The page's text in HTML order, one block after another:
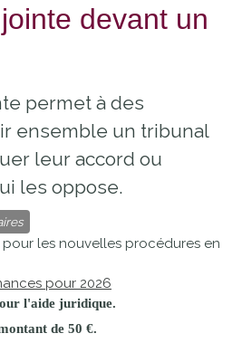
devant un
permet à des
ensemble un tribunal
leur accord ou
les oppose.
pour les nouvelles procédures en
pour 2026
l'aide juridique.
de 50 €.